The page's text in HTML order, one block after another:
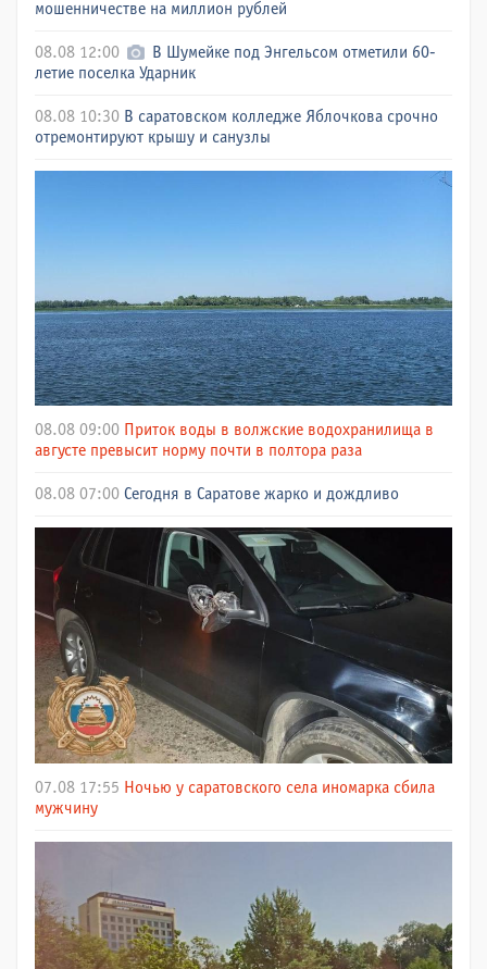
мошенничестве на миллион рублей
08.08 12:00
В Шумейке под Энгельсом отметили 60-
летие поселка Ударник
08.08 10:30 В саратовском колледже Яблочкова срочно
отремонтируют крышу и санузлы
08.08 09:00 Приток воды в волжские водохранилища в
августе превысит норму почти в полтора раза
08.08 07:00 Сегодня в Саратове жарко и дождливо
07.08 17:55 Ночью у саратовского села иномарка сбила
мужчину